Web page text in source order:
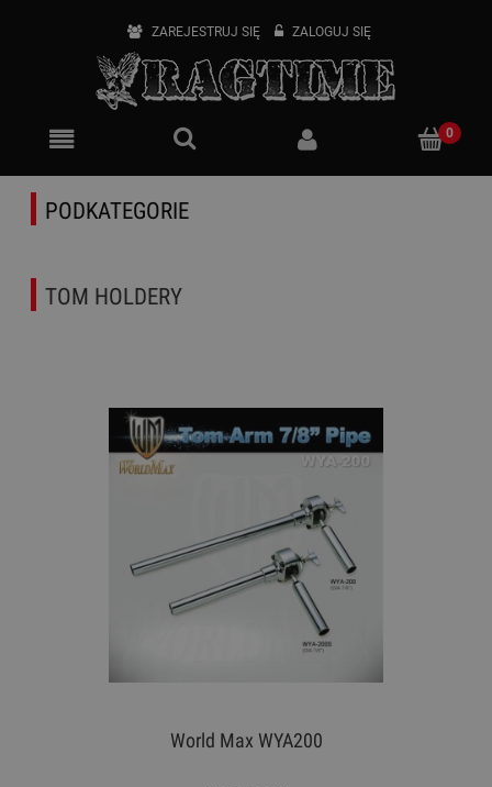
ZAREJESTRUJ SIĘ ZALOGUJ SIĘ
PODKATEGORIE
TOM HOLDERY
World Max WYA200